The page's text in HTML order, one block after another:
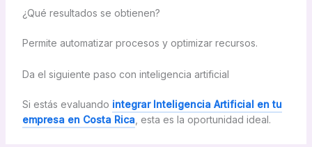
¿Qué resultados se obtienen?
Permite automatizar procesos y optimizar recursos.
Da el siguiente paso con inteligencia artificial
Si estás evaluando integrar Inteligencia Artificial en tu
empresa en Costa Rica , esta es la oportunidad ideal.